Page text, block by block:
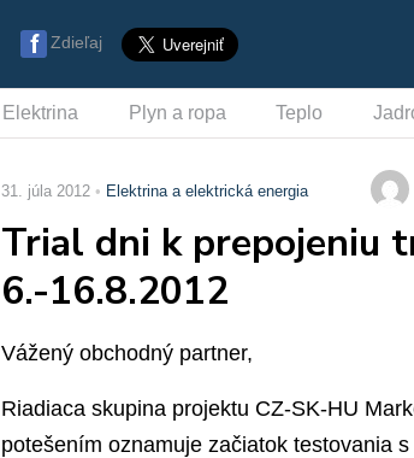
Zdieľaj
Elektrina Plyn a ropa Teplo
31. júla 2012 Elektrina a elektrická energia
Trial dni k prepojeniu
6.-16.8.2012
Vážený obchodný partner,
Riadiaca skupina projektu CZ-SK-HU
potešením oznamuje začiatok testovania